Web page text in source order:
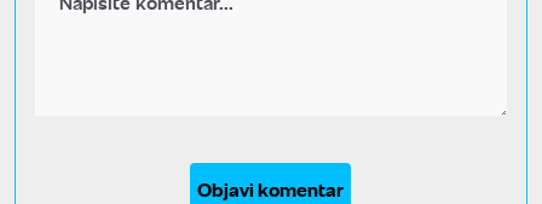
Objavi komentar